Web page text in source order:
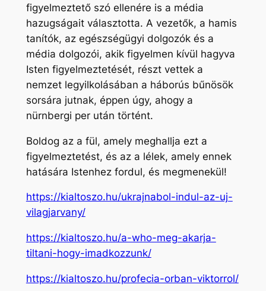
figyelmeztető szó ellenére is a média
hazugságait választotta. A vezetők, a hamis
tanítók, az egészségügyi dolgozók és a
média dolgozói, akik figyelmen kívül hagyva
Isten figyelmeztetését, részt vettek a
nemzet legyilkolásában a háborús bűnösök
sorsára jutnak, éppen úgy, ahogy a
nürnbergi per után történt.
Boldog az a fül, amely meghallja ezt a
figyelmeztetést, és az a lélek, amely ennek
hatására Istenhez fordul, és megmenekül!
https://kialtoszo.hu/ukrajnabol-indul-az-uj-
vilagjarvany/
https://kialtoszo.hu/a-who-meg-akarja-
tiltani-hogy-imadkozzunk/
https://kialtoszo.hu/profecia-orban-viktorrol/